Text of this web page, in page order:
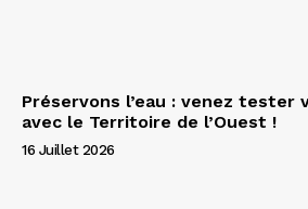
Préservons l’eau : venez tester
avec le Territoire de l’Ouest !
16 Juillet 2026